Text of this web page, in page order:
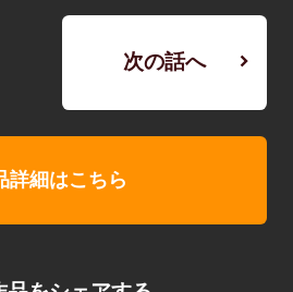
次の話へ
詳細はこちら